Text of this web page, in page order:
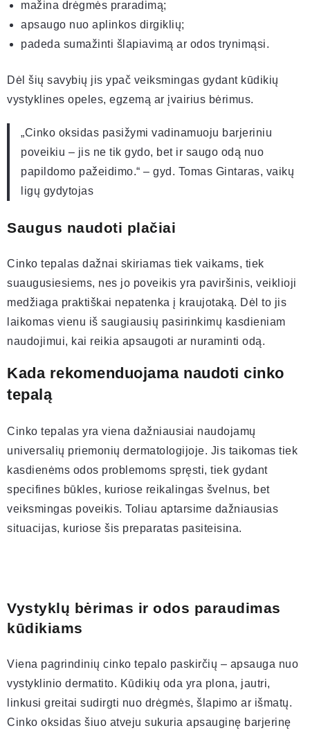
mažina drėgmės praradimą;
apsaugo nuo aplinkos dirgiklių;
padeda sumažinti šlapiavimą ar odos trynimąsi.
Dėl šių savybių jis ypač veiksmingas gydant kūdikių
vystyklines opeles, egzemą ar įvairius bėrimus.
„Cinko oksidas pasižymi vadinamuoju barjeriniu
poveikiu – jis ne tik gydo, bet ir saugo odą nuo
papildomo pažeidimo.“ – gyd. Tomas Gintaras, vaikų
ligų gydytojas
Saugus naudoti plačiai
Cinko tepalas dažnai skiriamas tiek vaikams, tiek
suaugusiesiems, nes jo poveikis yra paviršinis, veiklioji
medžiaga praktiškai nepatenka į kraujotaką. Dėl to jis
laikomas vienu iš saugiausių pasirinkimų kasdieniam
naudojimui, kai reikia apsaugoti ar nuraminti odą.
Kada rekomenduojama naudoti cinko
tepalą
Cinko tepalas yra viena dažniausiai naudojamų
universalių priemonių dermatologijoje. Jis taikomas tiek
kasdienėms odos problemoms spręsti, tiek gydant
specifines būkles, kuriose reikalingas švelnus, bet
veiksmingas poveikis. Toliau aptarsime dažniausias
situacijas, kuriose šis preparatas pasiteisina.
Vystyklų bėrimas ir odos paraudimas
kūdikiams
Viena pagrindinių cinko tepalo paskirčių – apsauga nuo
vystyklinio dermatito. Kūdikių oda yra plona, jautri,
linkusi greitai sudirgti nuo drėgmės, šlapimo ar išmatų.
Cinko oksidas šiuo atveju sukuria apsauginę barjerinę